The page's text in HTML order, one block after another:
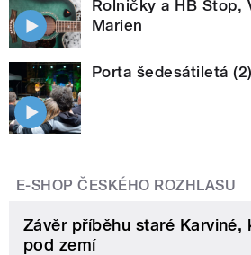
Rolničky a HB Stop,
Marien
Porta šedesátiletá (2)
E-SHOP ČESKÉHO ROZHLASU
Závěr příběhu staré Karviné,
pod zemí